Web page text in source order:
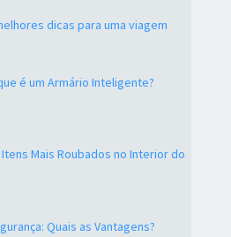
dicas para uma viagem
é um Armário Inteligente?
Mais Roubados no Interior do
Quais as Vantagens?